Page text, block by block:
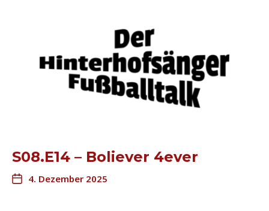
S08.E14 – Boliever 4ever
4. Dezember 2025